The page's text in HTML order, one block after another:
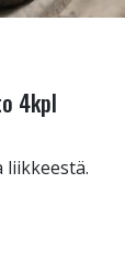
4kpl